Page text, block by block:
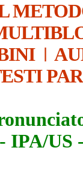
|
- IPA/US